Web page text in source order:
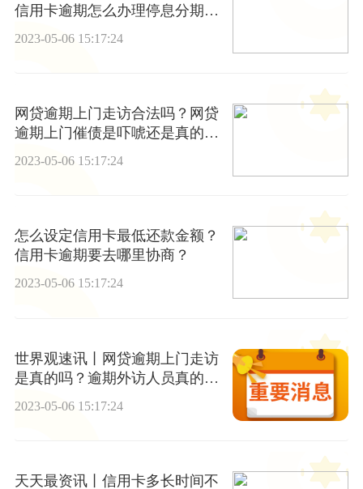
信用卡逾期怎么办理停息分期？
2023-05-06 15:17:24
网贷逾期上门走访合法吗？网贷
逾期上门催债是吓唬还是真的_
2023-05-06 15:17:24
怎么设定信用卡最低还款金额？
信用卡逾期要去哪里协商？
2023-05-06 15:17:24
世界观速讯丨网贷逾期上门走访
是真的吗？逾期外访人员真的会
2023-05-06 15:17:24
天天最资讯丨信用卡多长时间不